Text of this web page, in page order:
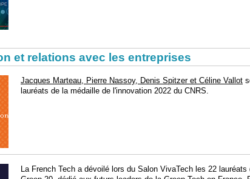
et relations avec les entreprises
Jacques Marteau, Pierre Nassoy, Denis Spitzer et Céline Vallot
lauréats de la médaille de l'innovation 2022 du CNRS.
La French Tech a dévoilé lors du Salon VivaTech les 22